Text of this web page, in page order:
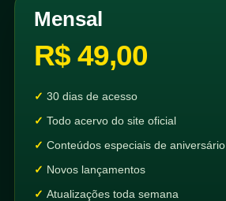
Mensal
R$ 49,00
30 dias de acesso
Todo acervo do site oficial
Conteúdos especiais de aniversário
Novos lançamentos
Atualizações toda semana